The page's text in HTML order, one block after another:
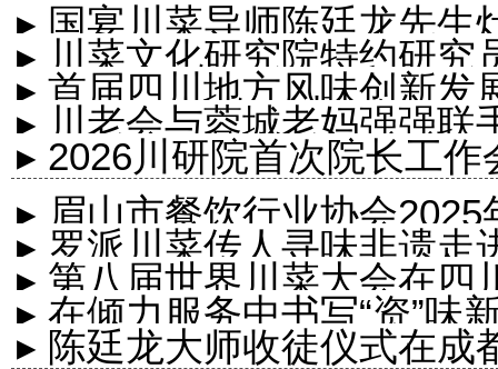
▸ 国宴川菜导师陈廷龙先生
▸ 川菜文化研究院特约研究
▸ 首届四川地方风味创新发
▸ 川老会与蓉城老妈强强联
▸ 2026川研院首次院长工作
▸ 眉山市餐饮行业协会
▸ 罗派川菜传人寻味非遗走
艺”的匠心之...
▸ 第八届世界川菜大会在四
▸ 在倾力服务中书写“资”味
▸ 陈廷龙大师收徒仪式在成